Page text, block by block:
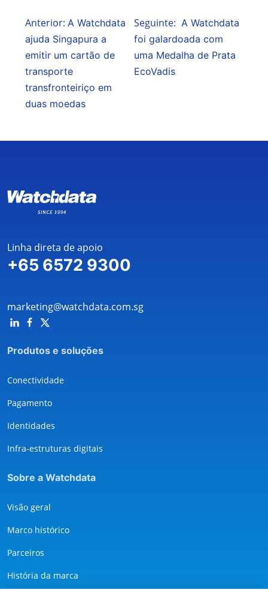
Anterior: A Watchdata
ajuda Singapura a
emitir um cartão de
transporte
transfronteiriço em
duas moedas
Seguinte: A Watchdata
foi galardoada com
uma Medalha de Prata
EcoVadis
Linha direta de apoio
+65 6572 9300
marketing@watchdata.com.sg
Produtos e soluções
Conectividade
Pagamento
Identidades
Infra-estruturas digitais
Sobre a Watchdata
Visão geral
Marco histórico
Parceiros
História da marca